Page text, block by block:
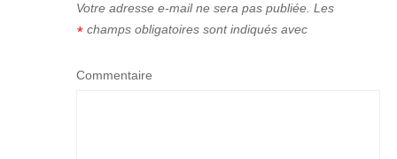
Votre adresse e-mail ne sera pas publiée. Les
champs obligatoires sont indiqués avec
*
Commentaire